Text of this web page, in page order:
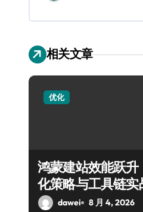
相关文章
优化
鸿蒙建站效能跃升
化策略与工具链实
南
dawei 8 月 4, 2026